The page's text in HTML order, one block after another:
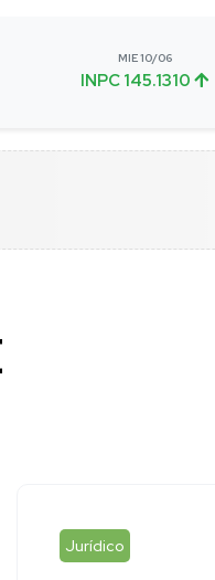
MIE 10/06
INPC 145.1310
Jurídico